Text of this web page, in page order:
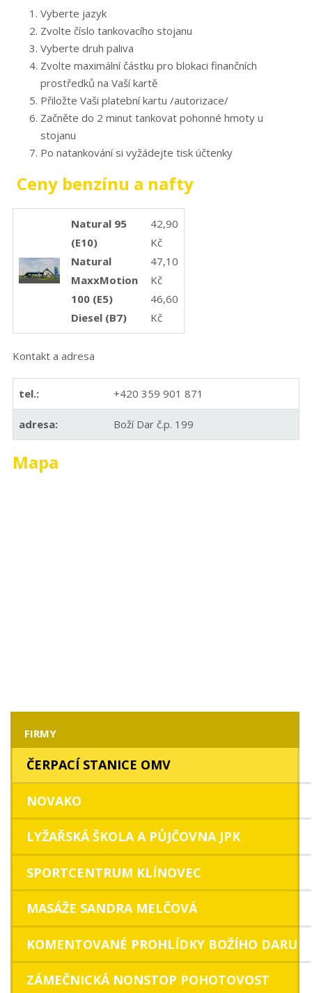
Vyberte jazyk
Zvolte číslo tankovacího stojanu
Vyberte druh paliva
⁠Zvolte maximální částku pro blokaci finančních
prostředků na Vaší kartě
Přiložte Vaši platební kartu /autorizace/
Začněte do 2 minut tankovat pohonné hmoty u
stojanu
Po natankování si vyžádejte tisk účtenky
Ceny benzínu a nafty
Natural 95
(E10)
Natural
MaxxMotion
100 (E5)
Diesel (B7)
42,90
Kč
47,10
Kč
46,60
Kč
Kontakt a adresa
tel.: +420 359 901 871
adresa: Boží Dar č.p. 199
Mapa
FIRMY
ČERPACÍ STANICE OMV
NOVAKO
LYŽAŘSKÁ ŠKOLA A PŮJČOVNA JPK
SPORTCENTRUM KLÍNOVEC
MASÁŽE SANDRA MELČOVÁ
KOMENTOVANÉ PROHLÍDKY BOŽÍHO DARU
ZÁMEČNICKÁ NONSTOP POHOTOVOST